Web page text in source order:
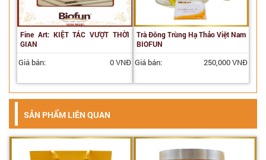
Fine Art: KIỆT TÁC VƯỢT THỜI
GIAN
Giá bán: 0 VNĐ
Trà Đông Trùng Hạ Thảo Việt Nam
BIOFUN
Giá bán: 250,000 VNĐ
SẢN PHẨM LIÊN QUAN